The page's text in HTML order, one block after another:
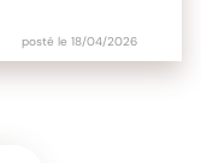
posté le 18/04/2026